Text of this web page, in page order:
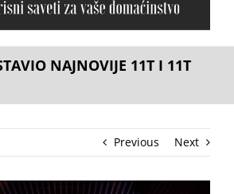
NAJNOVIJE 11T I 11T
Previous Next